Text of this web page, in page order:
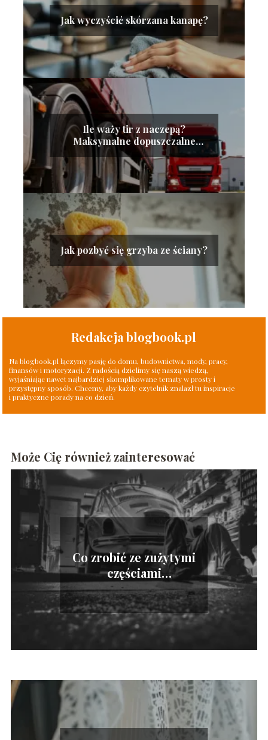
Jak wyczyścić skórzana kanapę?
Ile waży tir z naczepą?
Maksymalne dopuszczalne
ciężary
Jak pozbyć się grzyba ze ściany?
Redakcja blogbook.pl
Na blogbook.pl łączymy pasję do domu, budownictwa, mody, pracy,
finansów i motoryzacji. Z radością dzielimy się naszą wiedzą,
wyjaśniając nawet najbardziej skomplikowane tematy w prosty i
przystępny sposób. Chcemy, aby każdy czytelnik znalazł tu inspiracje
i praktyczne porady na co dzień.
Może Cię również zainteresować
Co zrobić ze zużytymi
częściami
samochodowymi?